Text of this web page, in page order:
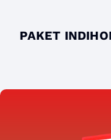
PAKET